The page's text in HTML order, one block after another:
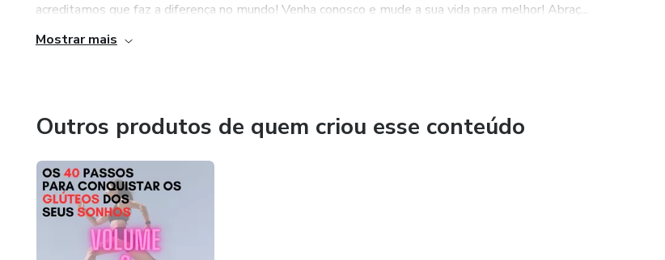
acreditamos que faz a diferença no mundo! Venha conosco e mude a sua vida para melhor! Abraç...
Mostrar mais
Outros produtos de quem criou esse conteúdo